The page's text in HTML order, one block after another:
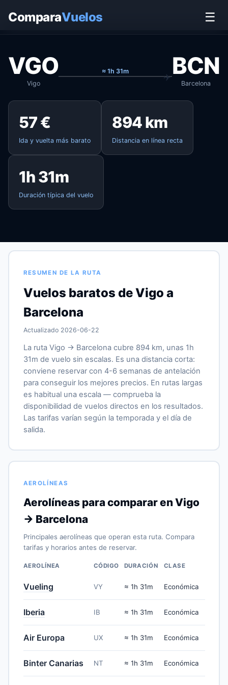
ComparaVuelos ☰
VGO
Vigo
≈ 1h 31m BCN
Barcelona
57 €
Ida y vuelta más barato
894 km
Distancia en línea recta
1h 31m
Duración típica del vuelo
RESUMEN DE LA RUTA
Vuelos baratos de Vigo a
Barcelona
Actualizado 2026-06-22
La ruta Vigo → Barcelona cubre 894 km, unas 1h
31m de vuelo sin escalas. Es una distancia corta:
conviene reservar con 4-6 semanas de antelación
para conseguir los mejores precios. En rutas largas
es habitual una escala — comprueba la
disponibilidad de vuelos directos en los resultados.
Las tarifas varían según la temporada y el día de
salida.
AEROLÍNEAS
Aerolíneas para comparar en Vigo
→ Barcelona
Principales aerolíneas que operan esta ruta. Compara
tarifas y horarios antes de reservar.
AEROLÍNEA CÓDIGO DURACIÓN CLASE
Vueling VY ≈ 1h 31m Económica
Iberia IB ≈ 1h 31m Económica
Air Europa UX ≈ 1h 31m Económica
Binter Canarias NT ≈ 1h 31m Económica